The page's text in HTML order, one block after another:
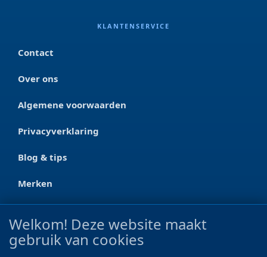
KLANTENSERVICE
Contact
Over ons
Algemene voorwaarden
Privacyverklaring
Blog & tips
Merken
CONTACT
Ootmarsumseweg 125a
Welkom! Deze website maakt
gebruik van cookies